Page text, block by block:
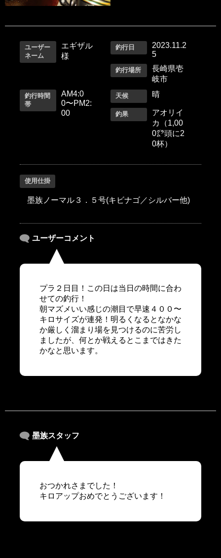
ユーザー
ネーム
エギザル
様
釣行日
2023.11.2
5
釣行場所
長崎県壱
岐市
釣行時間
帯
AM4:0
0〜PM2:
00
天候 晴
釣果
アオリイ
カ（1,00
0㌘頭に2
0杯）
使用仕掛
墨族ノーマル３．５号(キビナゴ／シルバー他)
ユーザーコメント
プラ２日目！この日は当日の時間に合わ
せての釣行！
朝マズメいい感じの潮目で早速４００〜
キロサイズが連発！明るくなるとなかな
か厳しく溜まり場を見つけるのに苦労し
ましたが、何とか戦えるとこまではきた
かなと思います。
墨族スタッフ
おつかれさまでした！
キロアップおめでとうございます！